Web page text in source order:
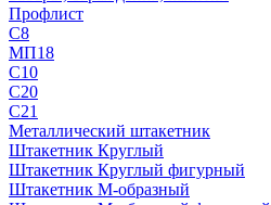
Профлист
С8
МП18
С10
С20
С21
Металлический штакетник
Штакетник Круглый
Штакетник Круглый фигурный
Штакетник М-образный